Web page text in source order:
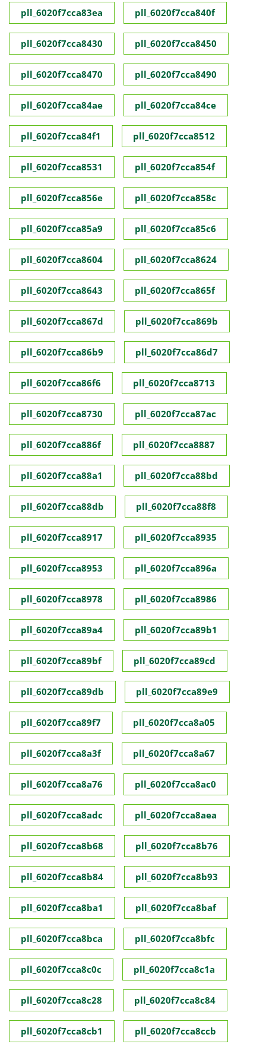
pll_6020f7cca83ea pll_6020f7cca840f
pll_6020f7cca8430 pll_6020f7cca8450
pll_6020f7cca8470 pll_6020f7cca8490
pll_6020f7cca84ae pll_6020f7cca84ce
pll_6020f7cca84f1 pll_6020f7cca8512
pll_6020f7cca8531 pll_6020f7cca854f
pll_6020f7cca856e pll_6020f7cca858c
pll_6020f7cca85a9 pll_6020f7cca85c6
pll_6020f7cca8604 pll_6020f7cca8624
pll_6020f7cca8643 pll_6020f7cca865f
pll_6020f7cca867d pll_6020f7cca869b
pll_6020f7cca86b9 pll_6020f7cca86d7
pll_6020f7cca86f6 pll_6020f7cca8713
pll_6020f7cca8730 pll_6020f7cca87ac
pll_6020f7cca886f pll_6020f7cca8887
pll_6020f7cca88a1 pll_6020f7cca88bd
pll_6020f7cca88db pll_6020f7cca88f8
pll_6020f7cca8917 pll_6020f7cca8935
pll_6020f7cca8953 pll_6020f7cca896a
pll_6020f7cca8978 pll_6020f7cca8986
pll_6020f7cca89a4 pll_6020f7cca89b1
pll_6020f7cca89bf pll_6020f7cca89cd
pll_6020f7cca89db pll_6020f7cca89e9
pll_6020f7cca89f7 pll_6020f7cca8a05
pll_6020f7cca8a3f pll_6020f7cca8a67
pll_6020f7cca8a76 pll_6020f7cca8ac0
pll_6020f7cca8adc pll_6020f7cca8aea
pll_6020f7cca8b68 pll_6020f7cca8b76
pll_6020f7cca8b84 pll_6020f7cca8b93
pll_6020f7cca8ba1 pll_6020f7cca8baf
pll_6020f7cca8bca pll_6020f7cca8bfc
pll_6020f7cca8c0c pll_6020f7cca8c1a
pll_6020f7cca8c28 pll_6020f7cca8c84
pll_6020f7cca8cb1 pll_6020f7cca8ccb